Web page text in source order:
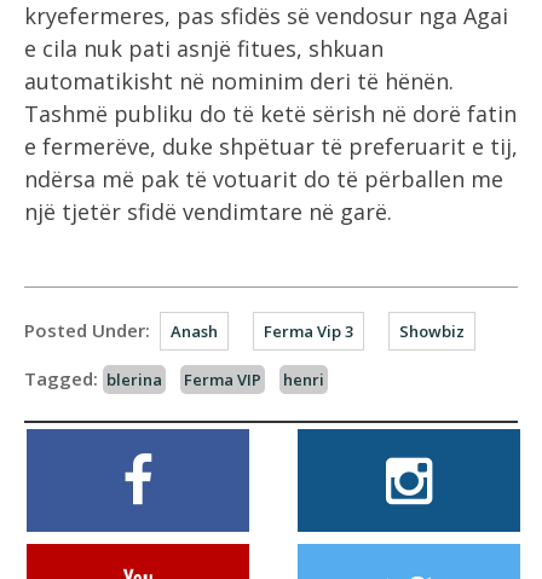
kryefermeres, pas sfidës së vendosur nga Agai
e cila nuk pati asnjë fitues, shkuan
automatikisht në nominim deri të hënën.
Tashmë publiku do të ketë sërish në dorë fatin
e fermerëve, duke shpëtuar të preferuarit e tij,
ndërsa më pak të votuarit do të përballen me
një tjetër sfidë vendimtare në garë.
Posted Under: Anash Ferma Vip 3 Showbiz
Tagged: blerina Ferma VIP henri